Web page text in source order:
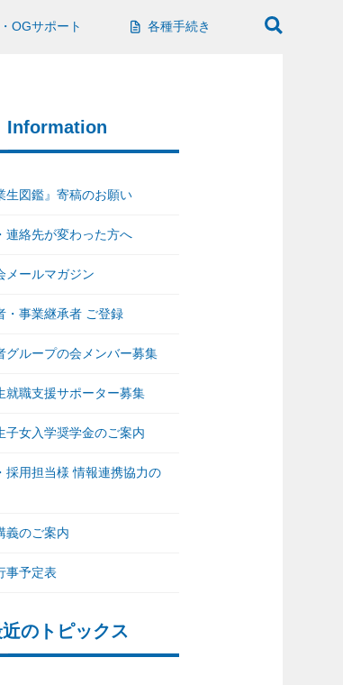
OGサポート 各種手続き
Information
生図鑑』寄稿のお願い
連絡先が変わった方へ
メールマガジン
・事業継承者 ご登録
グループの会メンバー募集
就職支援サポーター募集
子女入学奨学金のご案内
採用担当様 情報連携協力の
義のご案内
事予定表
のトピックス